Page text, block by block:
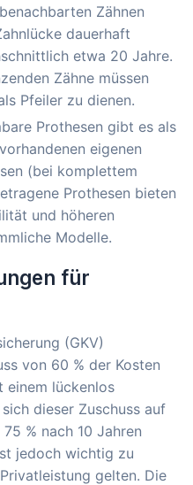
Zähnen
dauerhaft
etwa 20 Jahre.
Zähne müssen
Pfeiler zu dienen.
Prothesen gibt es als
eigenen
(bei komplettem
Prothesen bieten
und höheren
Modelle.
für
(GKV)
von 60 % der Kosten
einem lückenlos
dieser Zuschuss auf
% nach 10 Jahren
jedoch wichtig zu
gelten. Die